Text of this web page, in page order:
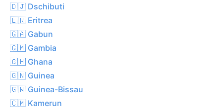
🇩🇯 Dschibuti
🇪🇷 Eritrea
🇬🇦 Gabun
🇬🇲 Gambia
🇬🇭 Ghana
🇬🇳 Guinea
🇬🇼 Guinea-Bissau
🇨🇲 Kamerun